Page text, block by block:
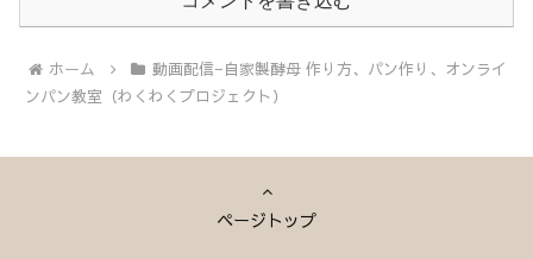
ホーム
動画配信−自家製酵母 作り方、パン作り、オンライ
ンパン教室（わくわくプロジェクト）
ページトップ